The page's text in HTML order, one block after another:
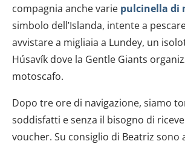
compagnia anche varie pulcinella di
simbolo dell’Islanda, intente a
avvistare a migliaia a Lundey, un
Húsavík dove la Gentle Giants
motoscafo.
Dopo tre ore di navigazione, siamo
soddisfatti e senza il bisogno di
voucher. Su consiglio di Beatriz sono